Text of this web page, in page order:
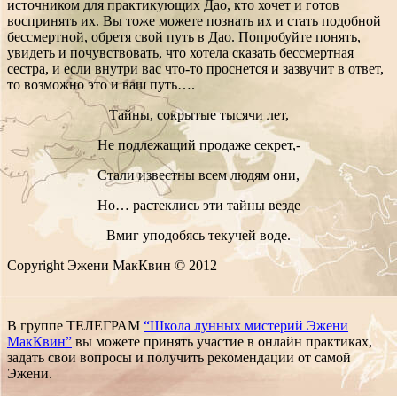
источником для практикующих Дао, кто хочет и готов
воспринять их. Вы тоже можете познать их и стать подобной
бессмертной, обретя свой путь в Дао. Попробуйте понять,
увидеть и почувствовать, что хотела сказать бессмертная
сестра, и если внутри вас что-то проснется и зазвучит в ответ,
то возможно это и ваш путь….
Тайны, сокрытые тысячи лет,
Не подлежащий продаже секрет,-
Стали известны всем людям они,
Но… растеклись эти тайны везде
Вмиг уподобясь текучей воде.
Copyright Эжени МакКвин © 2012
В группе ТЕЛЕГРАМ “Школа лунных мистерий Эжени
МакКвин” вы можете принять участие в онлайн практиках,
задать свои вопросы и получить рекомендации от самой
Эжени.